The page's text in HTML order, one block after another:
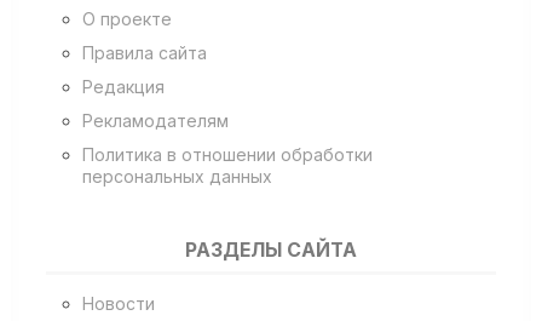
О проекте
Правила сайта
Редакция
Рекламодателям
Политика в отношении обработки
персональных данных
РАЗДЕЛЫ САЙТА
Новости